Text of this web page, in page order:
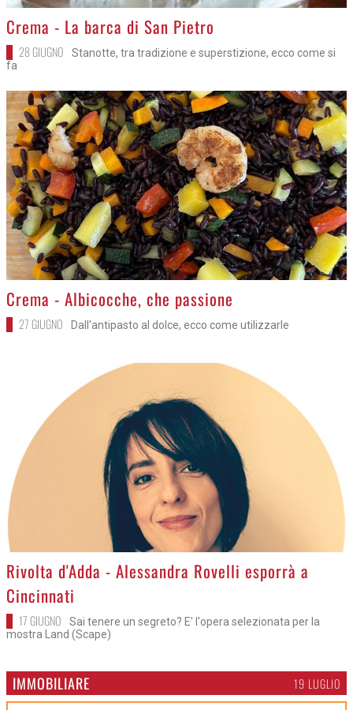
>
Crema - La barca di San Pietro
28 GIUGNO
Stanotte, tra tradizione e superstizione, ecco come si
fa
>
Crema - Albicocche, che passione
27 GIUGNO Dall'antipasto al dolce, ecco come utilizzarle
>
Rivolta d'Adda - Alessandra Rovelli esporrà a
Cincinnati
17 GIUGNO
Sai tenere un segreto? E' l'opera selezionata per la
mostra Land (Scape)
IMMOBILIARE 19 LUGLIO